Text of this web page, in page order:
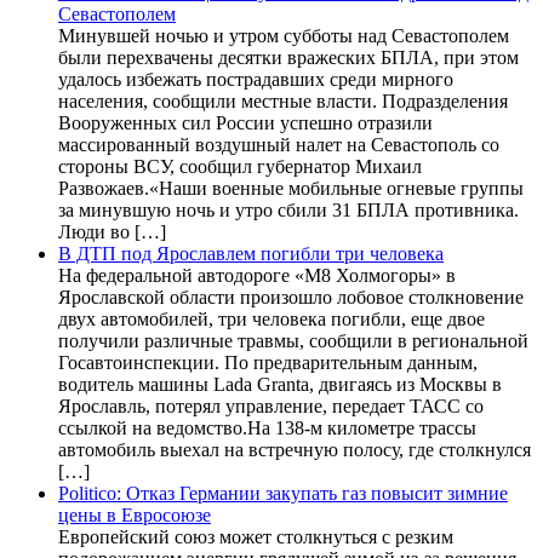
Севастополем
Минувшей ночью и утром субботы над Севастополем
были перехвачены десятки вражеских БПЛА, при этом
удалось избежать пострадавших среди мирного
населения, сообщили местные власти. Подразделения
Вооруженных сил России успешно отразили
массированный воздушный налет на Севастополь со
стороны ВСУ, сообщил губернатор Михаил
Развожаев.«Наши военные мобильные огневые группы
за минувшую ночь и утро сбили 31 БПЛА противника.
Люди во […]
В ДТП под Ярославлем погибли три человека
На федеральной автодороге «М8 Холмогоры» в
Ярославской области произошло лобовое столкновение
двух автомобилей, три человека погибли, еще двое
получили различные травмы, сообщили в региональной
Госавтоинспекции. По предварительным данным,
водитель машины Lada Granta, двигаясь из Москвы в
Ярославль, потерял управление, передает ТАСС со
ссылкой на ведомство.На 138-м километре трассы
автомобиль выехал на встречную полосу, где столкнулся
[…]
Politico: Отказ Германии закупать газ повысит зимние
цены в Евросоюзе
Европейский союз может столкнуться с резким